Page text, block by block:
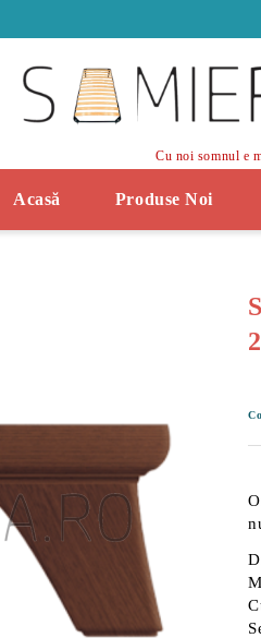
Cu noi somnul e
Acasă Produse Noi